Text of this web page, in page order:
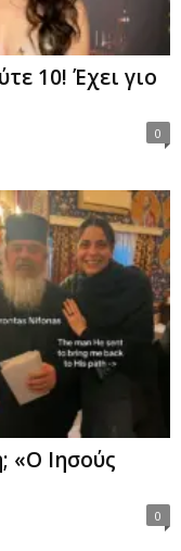
10! Έχει γιο
0
«Ο Ιησούς
0